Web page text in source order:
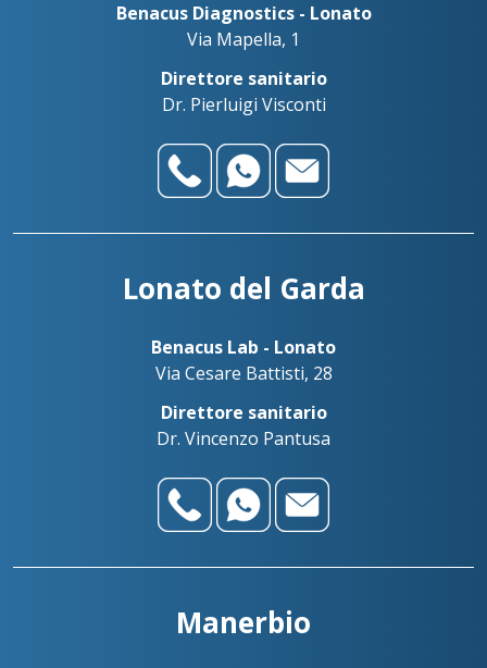
Benacus Diagnostics - Lonato
Via Mapella, 1
Direttore sanitario
Dr. Pierluigi Visconti
Lonato del Garda
Benacus Lab - Lonato
Via Cesare Battisti, 28
Direttore sanitario
Dr. Vincenzo Pantusa
Manerbio